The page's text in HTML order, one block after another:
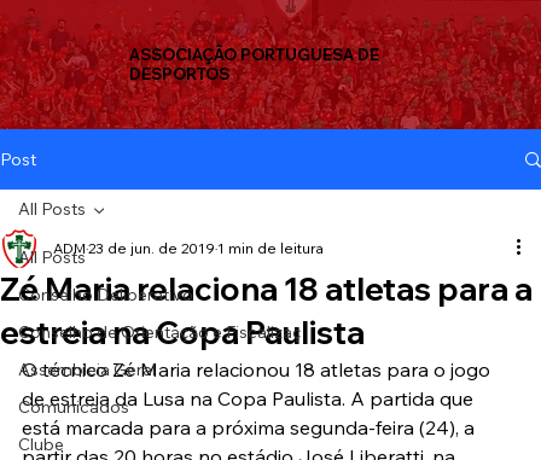
ASSOCIAÇÃO PORTUGUESA DE
DESPORTOS
Post
All Posts
Conselho Deliberativo
Conselho de Orientação e Fiscalizaç
Assembleia Geral
Comunicados
Clube
All Posts
Zé Maria relaciona 18 atletas para a
estreia na Copa Paulista
ADM 23 de jun. de 2019 1 min de leitura
O técnico Zé Maria relacionou 18 atletas para o jogo
de estreia da Lusa na Copa Paulista. A partida que
está marcada para a próxima segunda-feira (24), a